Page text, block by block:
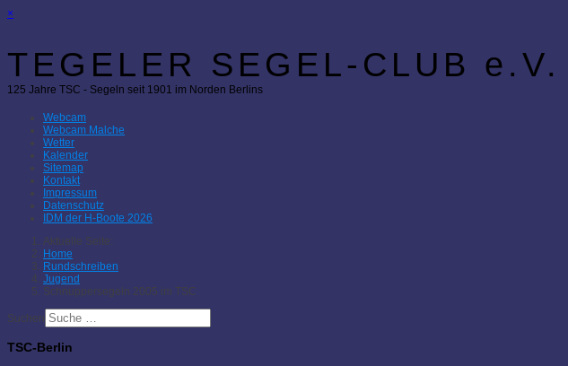
×
TEGELER SEGEL-CLUB e.V.
125 Jahre TSC - Segeln seit 1901 im Norden Berlins
Webcam
Webcam Malche
Wetter
Kalender
Sitemap
Kontakt
Impressum
Datenschutz
IDM der H-Boote 2026
Aktuelle Seite:
Home
Rundschreiben
Jugend
Schnuppersegeln 2005 im TSC
Suchen
TSC-Berlin